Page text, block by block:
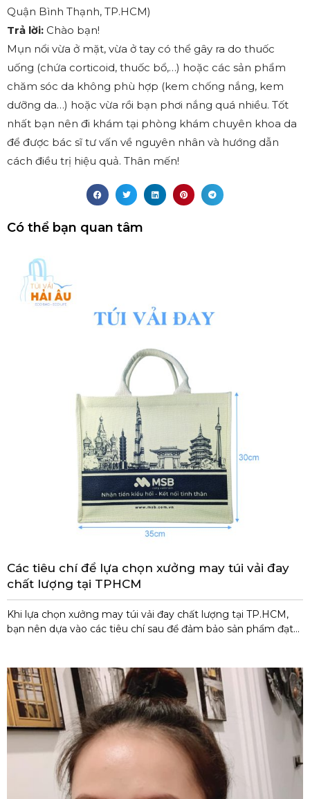
Quận Bình Thạnh, TP.HCM)
Trả lời: Chào bạn!
Mụn nổi vừa ở mặt, vừa ở tay có thể gây ra do thuốc
uống (chứa corticoid, thuốc bổ,…) hoặc các sản phẩm
chăm sóc da không phù hợp (kem chống nắng, kem
dưỡng da…) hoặc vừa rồi bạn phơi nắng quá nhiều. Tốt
nhất bạn nên đi khám tại phòng khám chuyên khoa da
để được bác sĩ tư vấn về nguyên nhân và hướng dẫn
cách điều trị hiệu quả. Thân mến!
Có thể bạn quan tâm
Các tiêu chí để lựa chọn xưởng may túi vải đay
chất lượng tại TPHCM
Khi lựa chọn xưởng may túi vải đay chất lượng tại TP.HCM,
bạn nên dựa vào các tiêu chí sau để đảm bảo sản phẩm đạt
chắc, không